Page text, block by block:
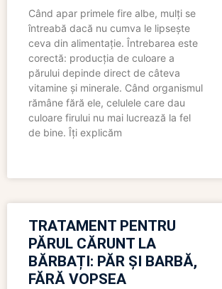
Când apar primele fire albe, mulți se
întreabă dacă nu cumva le lipsește
ceva din alimentație. Întrebarea este
corectă: producția de culoare a
părului depinde direct de câteva
vitamine și minerale. Când organismul
rămâne fără ele, celulele care dau
culoare firului nu mai lucrează la fel
de bine. Îți explicăm
TRATAMENT PENTRU
PĂRUL CĂRUNT LA
BĂRBAȚI: PĂR ȘI BARBĂ,
FĂRĂ VOPSEA